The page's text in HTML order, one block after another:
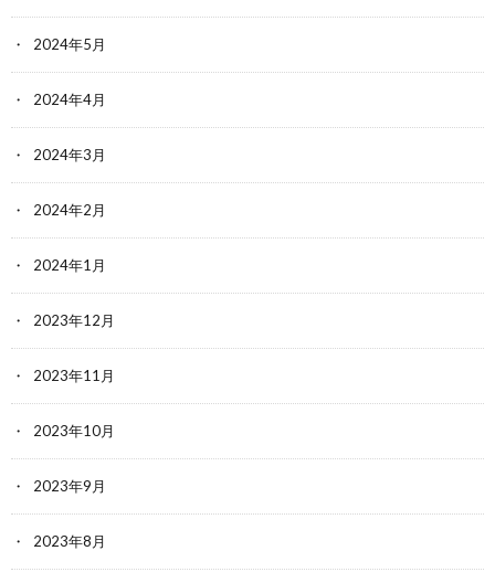
2024年5月
2024年4月
2024年3月
2024年2月
2024年1月
2023年12月
2023年11月
2023年10月
2023年9月
2023年8月